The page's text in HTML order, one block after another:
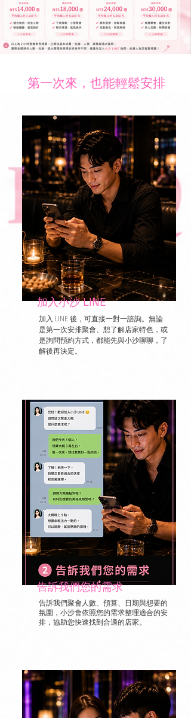
第一次來，也能輕鬆安排
加入小沙 LINE
加入 LINE 後，可直接一對一諮詢。無論
是第一次安排聚會、想了解店家特色，或
是詢問預約方式，都能先與小沙聊聊，了
解後再決定。
告訴我們您的需求
告訴我們聚會人數、預算、日期與想要的
氛圍，小沙會依照您的需求整理適合的安
排，協助您快速找到合適的店家。